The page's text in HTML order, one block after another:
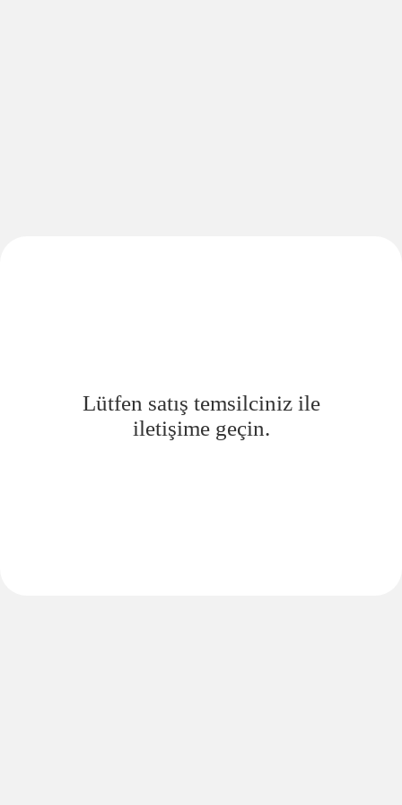
Lütfen satış temsilciniz ile
iletişime geçin.